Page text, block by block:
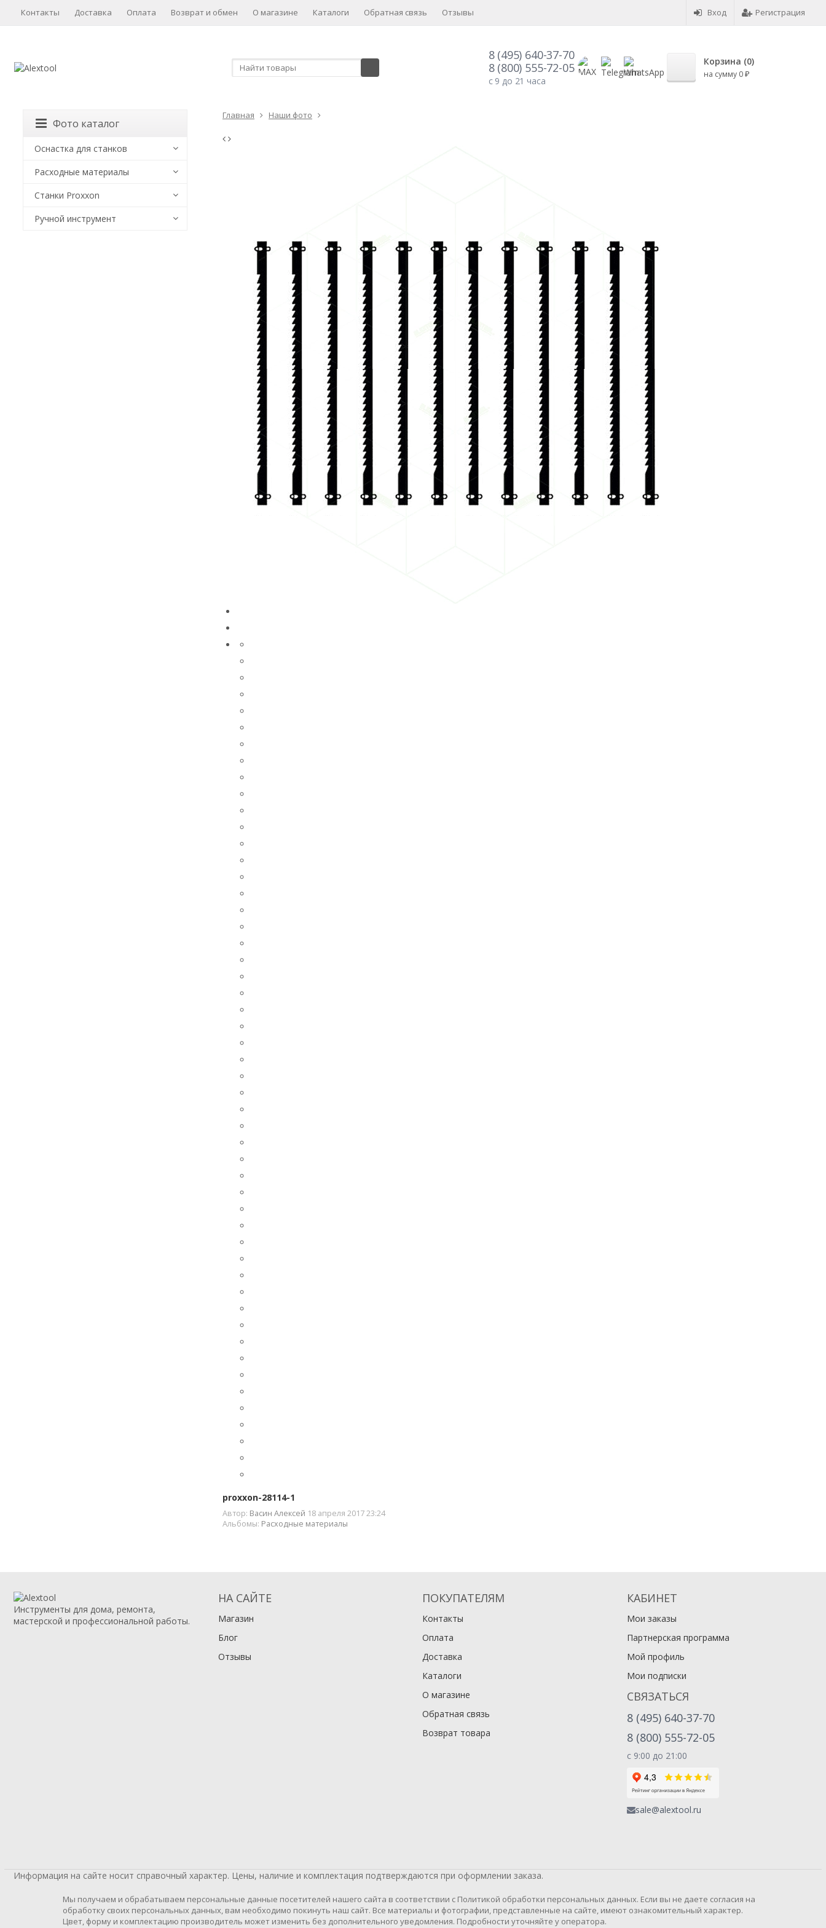
Вход Регистрация
Контакты Доставка Оплата Возврат и обмен О магазине Каталоги Обратная связь Отзывы
8 (495) 640-37-70
8 (800) 555-72-05
с 9 до 21 часа
Корзина (0)
на сумму 0 ₽
Фото каталог
Оснастка для станков
Расходные материалы
Станки Proxxon
Ручной инструмент
Главная Наши фото
proxxon-28114-1
Автор: Васин Алексей 18 апреля 2017 23:24
Альбомы: Расходные материалы
Инструменты для дома, ремонта,
мастерской и профессиональной работы.
НА САЙТЕ
Магазин
Блог
Отзывы
ПОКУПАТЕЛЯМ
Контакты
Оплата
Доставка
Каталоги
О магазине
Обратная связь
Возврат товара
КАБИНЕТ
Мои заказы
Партнерская программа
Мой профиль
Мои подписки
СВЯЗАТЬСЯ
8 (495) 640-37-70
8 (800) 555-72-05
с 9:00 до 21:00
sale@alextool.ru
Информация на сайте носит справочный характер. Цены, наличие и комплектация подтверждаются при оформлении заказа.
Мы получаем и обрабатываем персональные данные посетителей нашего сайта в соответствии с Политикой обработки персональных данных. Если вы не даете согласия на
обработку своих персональных данных, вам необходимо покинуть наш сайт. Все материалы и фотографии, представленные на сайте, имеют ознакомительный характер.
Цвет, форму и комплектацию производитель может изменить без дополнительного уведомления. Подробности уточняйте у оператора.